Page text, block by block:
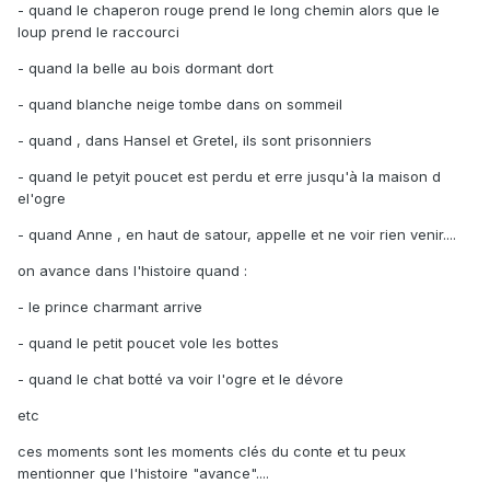
- quand le chaperon rouge prend le long chemin alors que le
loup prend le raccourci
- quand la belle au bois dormant dort
- quand blanche neige tombe dans on sommeil
- quand , dans Hansel et Gretel, ils sont prisonniers
- quand le petyit poucet est perdu et erre jusqu'à la maison d
el'ogre
- quand Anne , en haut de satour, appelle et ne voir rien venir....
on avance dans l'histoire quand :
- le prince charmant arrive
- quand le petit poucet vole les bottes
- quand le chat botté va voir l'ogre et le dévore
etc
ces moments sont les moments clés du conte et tu peux
mentionner que l'histoire "avance"....